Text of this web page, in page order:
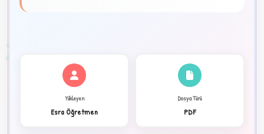
Yükleyen
Esra Öğretmen
Dosya Türü
PDF